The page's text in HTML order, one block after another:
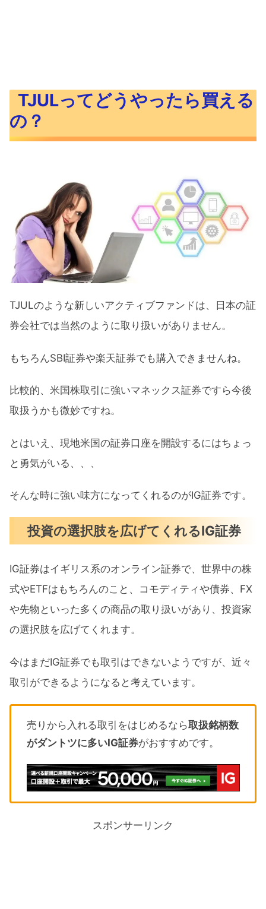
TJULってどうやったら買える
の？
TJULのような新しいアクティブファンドは、日本の証
券会社では当然のように取り扱いがありません。
もちろんSBI証券や楽天証券でも購入できませんね。
比較的、米国株取引に強いマネックス証券ですら今後
取扱うかも微妙ですね。
とはいえ、現地米国の証券口座を開設するにはちょっ
と勇気がいる、、、
そんな時に強い味方になってくれるのがIG証券です。
投資の選択肢を広げてくれるIG証券
IG証券はイギリス系のオンライン証券で、世界中の株
式やETFはもちろんのこと、コモディティや債券、FX
や先物といった多くの商品の取り扱いがあり、投資家
の選択肢を広げてくれます。
今はまだIG証券でも取引はできないようですが、近々
取引ができるようになると考えています。
売りから入れる取引をはじめるなら取扱銘柄数
がダントツに多いIG証券がおすすめです。
スポンサーリンク